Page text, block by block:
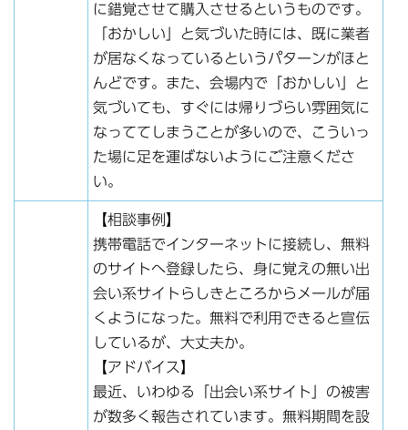
に錯覚させて購入させるというものです。
「おかしい」と気づいた時には、既に業者
が居なくなっているというパターンがほと
んどです。また、会場内で「おかしい」と
気づいても、すぐには帰りづらい雰囲気に
なっててしまうことが多いので、こういっ
た場に足を運ばないようにご注意くださ
い。
【相談事例】
携帯電話でインターネットに接続し、無料
のサイトへ登録したら、身に覚えの無い出
会い系サイトらしきところからメールが届
くようになった。無料で利用できると宣伝
しているが、大丈夫か。
【アドバイス】
最近、いわゆる「出会い系サイト」の被害
が数多く報告されています。無料期間を設